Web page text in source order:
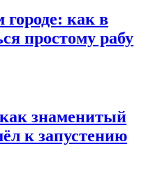
как в
простому рабу
знаменитый
к запустению